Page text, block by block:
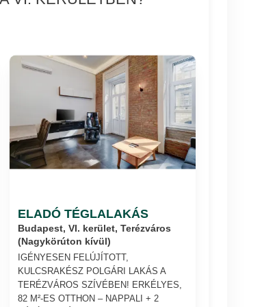
ELADÓ TÉGLALAKÁS
Budapest, VI. kerület, Terézváros
(Nagykörúton kívül)
IGÉNYESEN FELÚJÍTOTT,
KULCSRAKÉSZ POLGÁRI LAKÁS A
TERÉZVÁROS SZÍVÉBEN! ERKÉLYES,
82 M²-ES OTTHON – NAPPALI + 2